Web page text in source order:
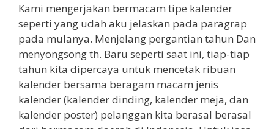
Kami mengerjakan bermacam tipe kalender
seperti yang udah aku jelaskan pada paragrap
pada mulanya. Menjelang pergantian tahun Dan
menyongsong th. Baru seperti saat ini, tiap-tiap
tahun kita dipercaya untuk mencetak ribuan
kalender bersama beragam macam jenis
kalender (kalender dinding, kalender meja, dan
kalender poster) pelanggan kita berasal berasal